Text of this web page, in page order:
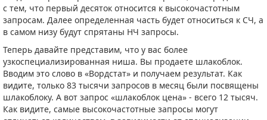
с тем, что первый десяток относится к высокочастотным
запросам. Далее определенная часть будет относиться к СЧ, а
в самом низу будут спрятаны НЧ запросы.
Теперь давайте представим, что у вас более
узкоспециализированная ниша. Вы продаете шлакоблок.
Вводим это слово в «Вордстат» и получаем результат. Как
видите, только 83 тысячи запросов в месяц были посвящены
шлакоблоку. А вот запрос «шлакоблок цена» - всего 12 тысяч.
Как видите, самые высокочастотные запросы могут